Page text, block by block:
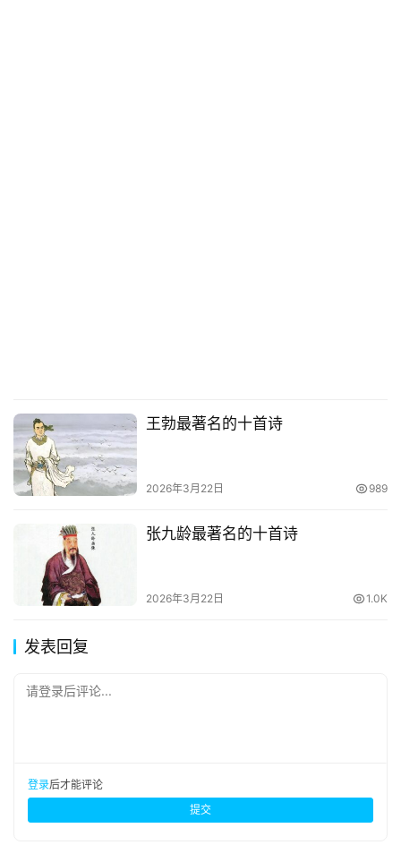
王勃最著名的十首诗
2026年3月22日 989
张九龄最著名的十首诗
2026年3月22日 1.0K
发表回复
请登录后评论...
登录后才能评论
提交